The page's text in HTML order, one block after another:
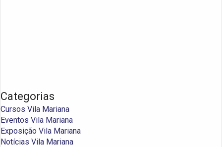
Categorias
Cursos Vila Mariana
Eventos Vila Mariana
Exposição Vila Mariana
Notícias Vila Mariana